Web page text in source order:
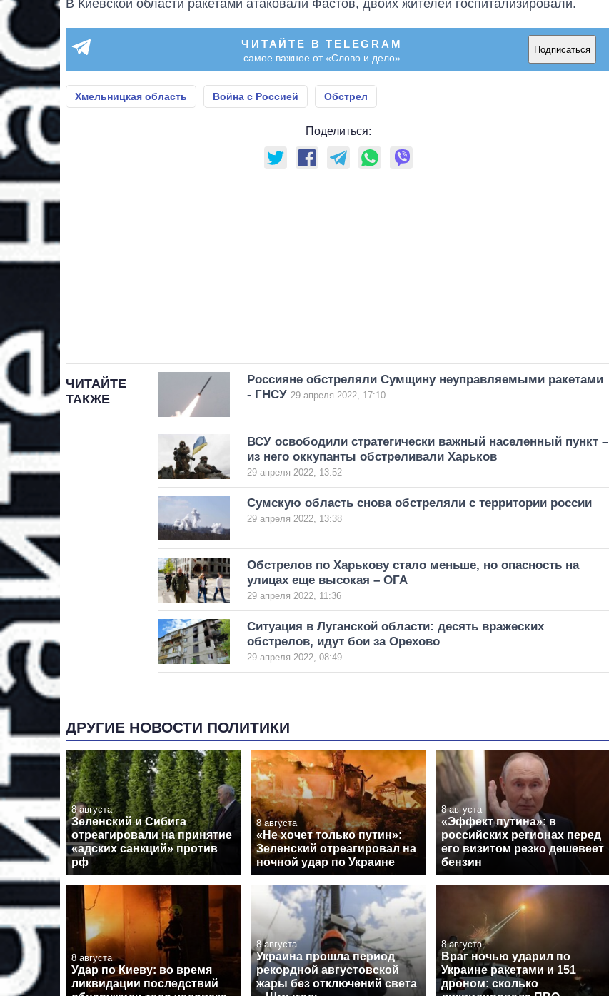
В Киевской области ракетами атаковали Фастов, двоих жителей госпитализировали.
ЧИТАЙТЕ В TELEGRAM
самое важное от «Слово и дело»
Подписаться
Хмельницкая область Война с Россией Обстрел
Поделиться:
ЧИТАЙТЕ
ТАКЖЕ
Россияне обстреляли Сумщину неуправляемыми ракетами
- ГНСУ 29 апреля 2022, 17:10
ВСУ освободили стратегически важный населенный пункт –
из него оккупанты обстреливали Харьков
29 апреля 2022, 13:52
Сумскую область снова обстреляли с территории россии
29 апреля 2022, 13:38
Обстрелов по Харькову стало меньше, но опасность на
улицах еще высокая – ОГА
29 апреля 2022, 11:36
Ситуация в Луганской области: десять вражеских
обстрелов, идут бои за Орехово
29 апреля 2022, 08:49
ДРУГИЕ НОВОСТИ ПОЛИТИКИ
8 августа
Зеленский и Сибига
отреагировали на принятие
«адских санкций» против
рф
8 августа
«Не хочет только путин»:
Зеленский отреагировал на
ночной удар по Украине
8 августа
«Эффект путина»: в
российских регионах перед
его визитом резко дешевеет
бензин
8 августа
Удар по Киеву: во время
ликвидации последствий
8 августа
Украина прошла период
рекордной августовской
жары без отключений света
8 августа
Враг ночью ударил по
Украине ракетами и 151
дроном: сколько